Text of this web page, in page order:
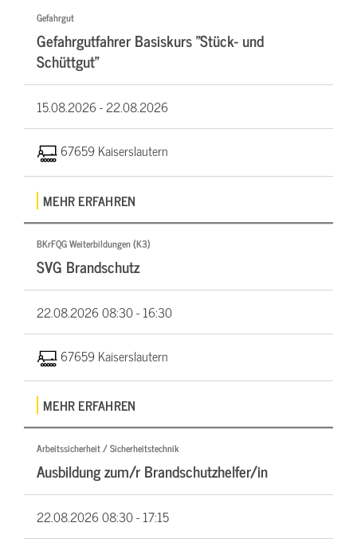
Gefahrgut
Gefahrgutfahrer Basiskurs "Stück- und
Schüttgut"
15.08.2026 -22.08.2026
67659 Kaiserslautern
MEHR ERFAHREN
BKrFQG Weiterbildungen (K3)
SVG Brandschutz
22.08.202608:30 - 16:30
67659 Kaiserslautern
MEHR ERFAHREN
Arbeitssicherheit / Sicherheitstechnik
Ausbildung zum/r Brandschutzhelfer/in
22.08.202608:30 - 17:15